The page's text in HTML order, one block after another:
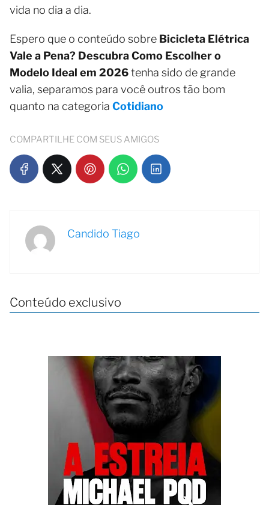
vida no dia a dia.
Espero que o conteúdo sobre Bicicleta Elétrica
Vale a Pena? Descubra Como Escolher o
Modelo Ideal em 2026tenha sido de grande
valia, separamos para você outros tão bom
quanto na categoria Cotidiano
COMPARTILHE COM SEUS AMIGOS
Candido Tiago
Conteúdo exclusivo